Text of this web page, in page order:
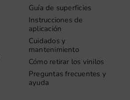
Guía de superficies
Instrucciones de
aplicación
Cuidados y
mantenimiento
Cómo retirar los vinilos
Preguntas frecuentes y
ayuda